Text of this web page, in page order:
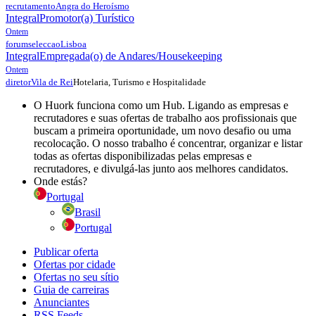
recrutamentoAngra do Heroísmo
IntegralPromotor(a) Turístico
Ontem
forumseleccaoLisboa
IntegralEmpregada(o) de Andares/Housekeeping
Ontem
diretorVila de ReiHotelaria, Turismo e Hospitalidade
O Huork funciona como um Hub. Ligando as empresas e
recrutadores e suas ofertas de trabalho aos profissionais que
buscam a primeira oportunidade, um novo desafio ou uma
recolocação. O nosso trabalho é concentrar, organizar e listar
todas as ofertas disponibilizadas pelas empresas e
recrutadores, e divulgá-las junto aos melhores candidatos.
Onde estás?
Portugal
Brasil
Portugal
Publicar oferta
Ofertas por cidade
Ofertas no seu sítio
Guia de carreiras
Anunciantes